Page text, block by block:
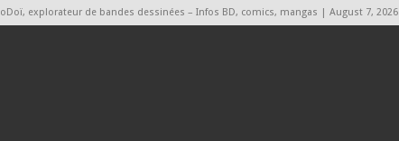
explorateur de bandes dessinées – Infos BD, comics, mangas | August 7, 2026